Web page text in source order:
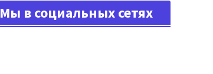
Мы в социальных сетях